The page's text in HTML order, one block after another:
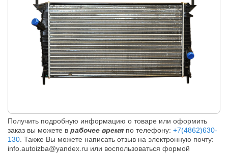
Получить подробную информацию о товаре или оформить
заказ вы можете в рабочее время по телефону: +7(4862)630-
130 . Также Вы можете написать отзыв на электронную почту:
info.autoizba@yandex.ru или воспользоваться формой